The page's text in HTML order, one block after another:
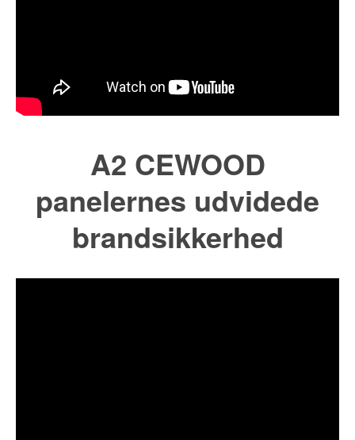
A2 CEWOOD
panelernes udvidede
brandsikkerhed